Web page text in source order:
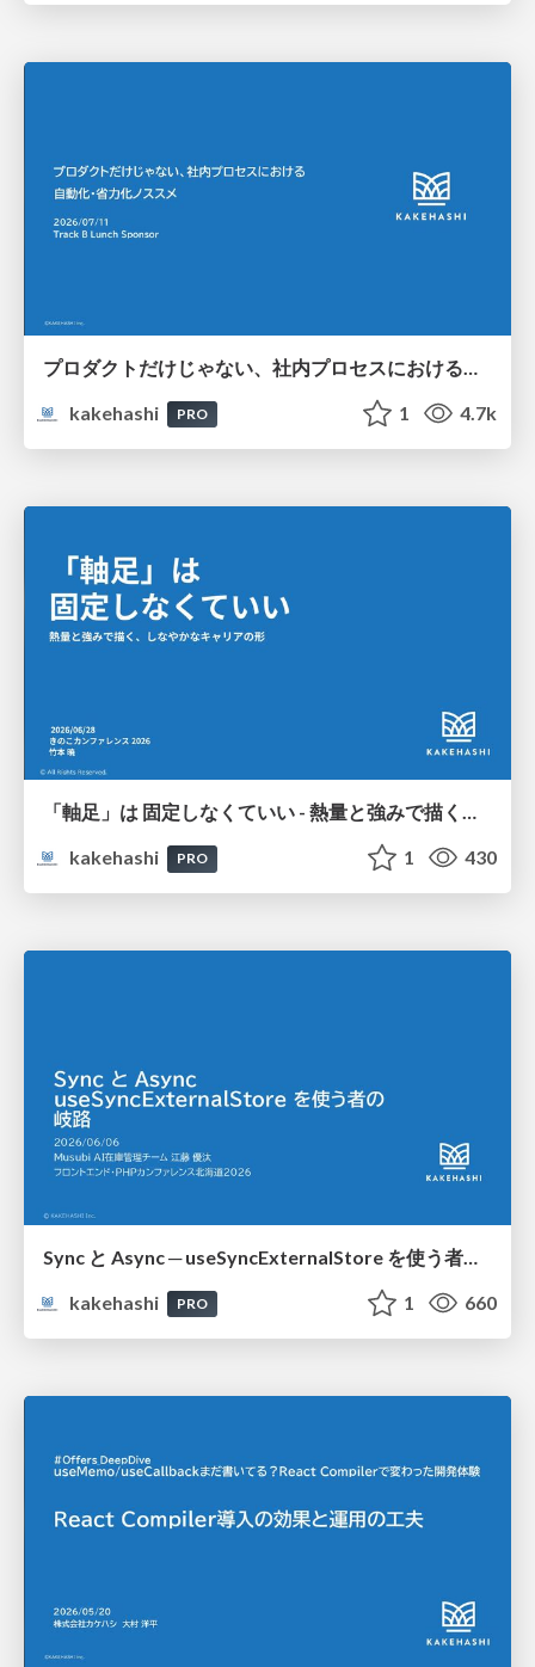
プロダクトだけじゃない、社内プロセスにおける自動化・省力化ノススメ
kakehashi
PRO 1 4.7k
「軸足」は 固定しなくていい - 熱量と強みで描く、しなやかなキャリアの形
kakehashi
PRO 1 430
Sync と Async ─ useSyncExternalStore を使う者の岐路
kakehashi
PRO 1 660